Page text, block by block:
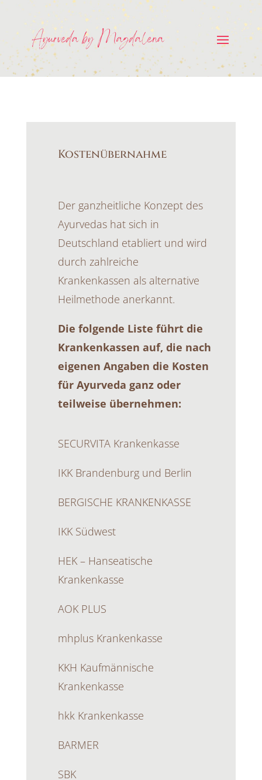
Kostenübernahme
Der ganzheitliche Konzept des
Ayurvedas hat sich in
Deutschland etabliert und wird
durch zahlreiche
Krankenkassen als alternative
Heilmethode anerkannt.
Die folgende Liste führt die
Krankenkassen auf, die nach
eigenen Angaben die Kosten
für Ayurveda ganz oder
teilweise übernehmen:
SECURVITA Krankenkasse
IKK Brandenburg und Berlin
BERGISCHE KRANKENKASSE
IKK Südwest
HEK – Hanseatische
Krankenkasse
AOK PLUS
mhplus Krankenkasse
KKH Kaufmännische
Krankenkasse
hkk Krankenkasse
BARMER
SBK